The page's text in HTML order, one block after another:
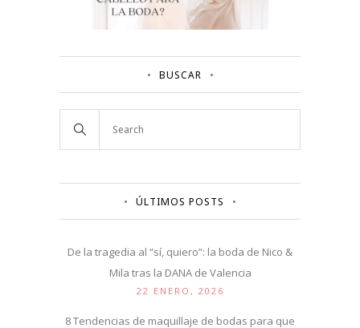
BUSCAR
ÚLTIMOS POSTS
De la tragedia al “sí, quiero”: la boda de Nico &
Mila tras la DANA de Valencia
22 ENERO, 2026
8 Tendencias de maquillaje de bodas para que